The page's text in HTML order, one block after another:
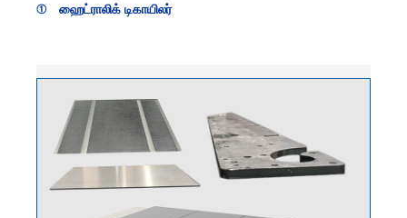
① ஹைட்ராலிக் டிகாயிலர்